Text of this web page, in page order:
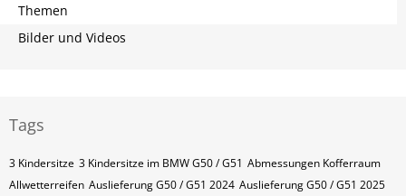
Themen
Bilder und Videos
Tags
3 Kindersitze 3 Kindersitze im BMW G50 / G51 Abmessungen Kofferraum
Allwetterreifen Auslieferung G50 / G51 2024 Auslieferung G50 / G51 2025